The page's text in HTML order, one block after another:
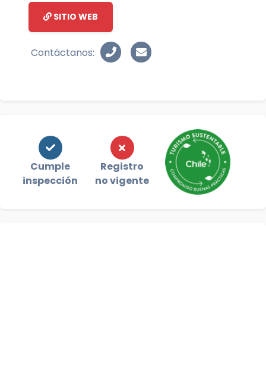
SITIO WEB
Contáctanos:
Cumple
inspección
Registro
no vigente